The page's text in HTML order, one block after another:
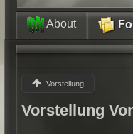
About
Vorstellung
Vorstellung